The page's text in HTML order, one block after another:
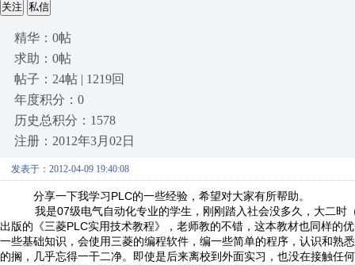
关注 私信
精华：0帖
求助：0帖
帖子：24帖 | 1219回
年度积分：0
历史总积分：1578
注册：2012年3月02日
发表于：2012-04-09 19:40:08
分享一下我学习 PLC的一些经验，希望对大家有所帮助。
我是07级电气自动化专业的学生，刚刚踏入社会没多久，大二时
出版的《三菱PLC实用技术教程》，老师教的不错，这本教材也同样的
一些基础知识，会使用三菱的编程软件，编一些简单的程序，认识和熟
的搁，几乎忘得一干二净。即使是后来离校到外面实习，也没在接触任